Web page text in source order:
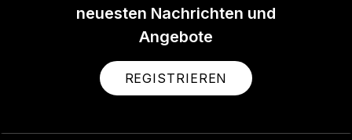
neuesten Nachrichten und
Angebote
REGISTRIEREN